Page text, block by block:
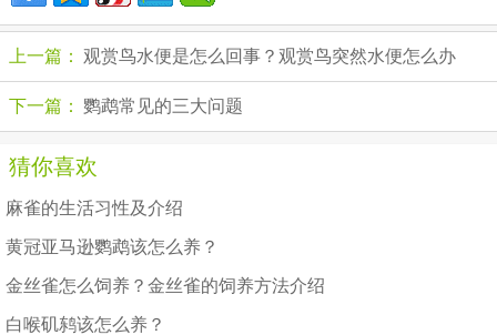
上一篇： 观赏鸟水便是怎么回事？观赏鸟突然水便怎么办
下一篇： 鹦鹉常见的三大问题
猜你喜欢
麻雀的生活习性及介绍
黄冠亚马逊鹦鹉该怎么养？
金丝雀怎么饲养？金丝雀的饲养方法介绍
白喉矶鸫该怎么养？